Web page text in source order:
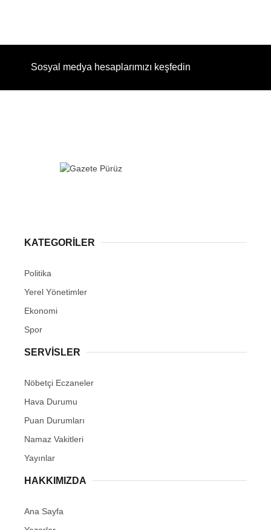
Sosyal medya hesaplarımızı keşfedin
KATEGORİLER
Politika
Yerel Yönetimler
Ekonomi
Spor
SERVİSLER
Nöbetçi Eczaneler
Hava Durumu
Puan Durumları
Namaz Vakitleri
Yayınlar
HAKKIMIZDA
Ana Sayfa